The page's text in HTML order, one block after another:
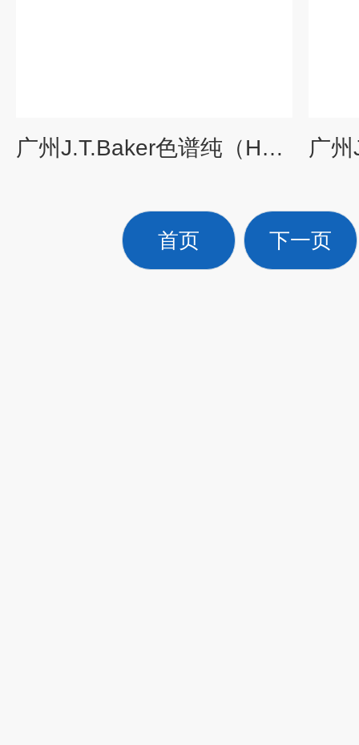
广州J.T.Baker色谱纯（HPLC）无水乙醇
首页 下一页